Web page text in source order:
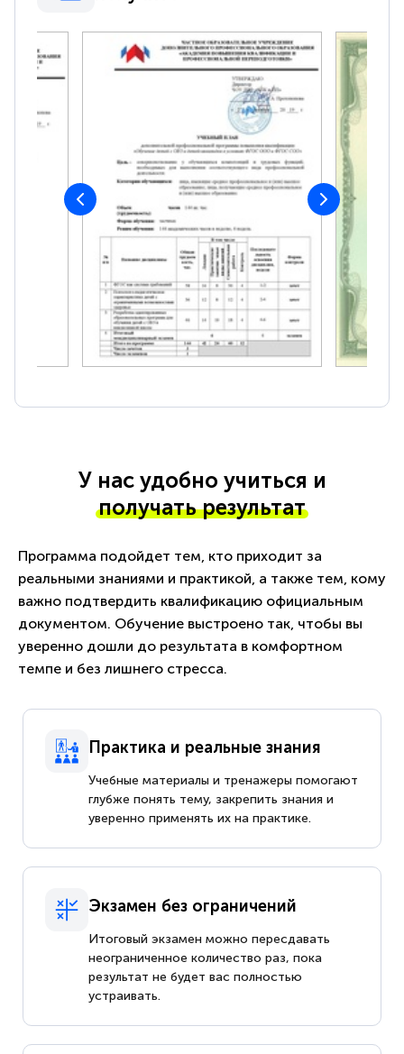
У нас удобно учиться и
получать результат
Программа подойдет тем, кто приходит за
реальными знаниями и практикой, а также тем, кому
важно подтвердить квалификацию официальным
документом. Обучение выстроено так, чтобы вы
уверенно дошли до результата в комфортном
темпе и без лишнего стресса.
Практика и реальные знания
Учебные материалы и тренажеры помогают
глубже понять тему, закрепить знания и
уверенно применять их на практике.
Экзамен без ограничений
Итоговый экзамен можно пересдавать
неограниченное количество раз, пока
результат не будет вас полностью
устраивать.